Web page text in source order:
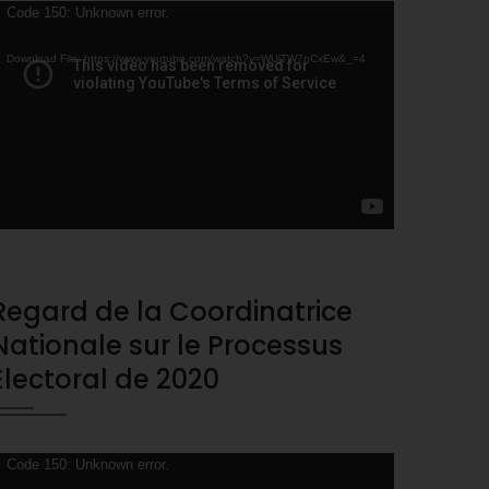
Video
Code 150: Unknown error.
Download File: https://www.youtube.com/watch?v=WUjTW7nCxEw&_=4
de la Coordinatrice
sur le Processus
de 2020
Video
Code 150: Unknown error.